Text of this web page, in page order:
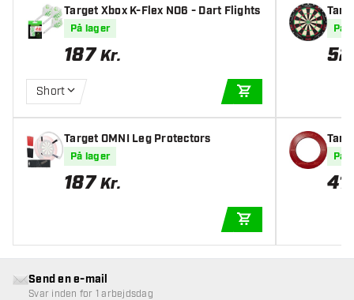
Target Xbox K-Flex NO6 - Dart Flights
På lager
187 Kr.
Short
Target OMNI Leg Protectors
På lager
187 Kr.
På
På
Send en e-mail
Svar inden for 1 arbejdsdag